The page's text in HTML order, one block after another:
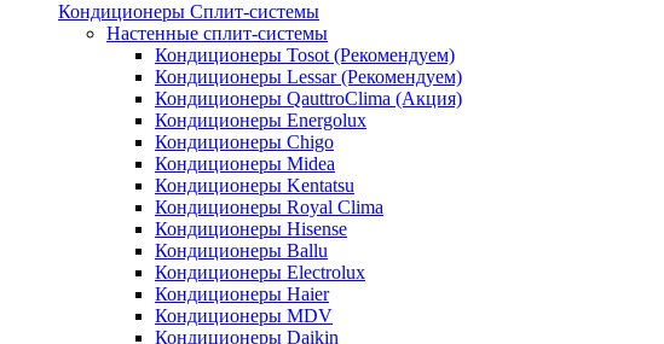
Кондиционеры Сплит-системы
Настенные сплит-системы
Кондиционеры Tosot (Рекомендуем)
Кондиционеры Lessar (Рекомендуем)
Кондиционеры QauttroClima (Акция)
Кондиционеры Energolux
Кондиционеры Chigo
Кондиционеры Midea
Кондиционеры Kentatsu
Кондиционеры Royal Clima
Кондиционеры Hisense
Кондиционеры Ballu
Кондиционеры Electrolux
Кондиционеры Haier
Кондиционеры MDV
Кондиционеры Daikin